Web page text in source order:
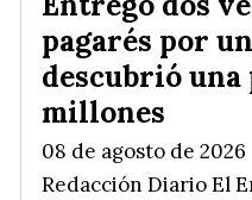
pagarés por
descubrió una
millones
Redacción Diario El
08 de agosto de 2026